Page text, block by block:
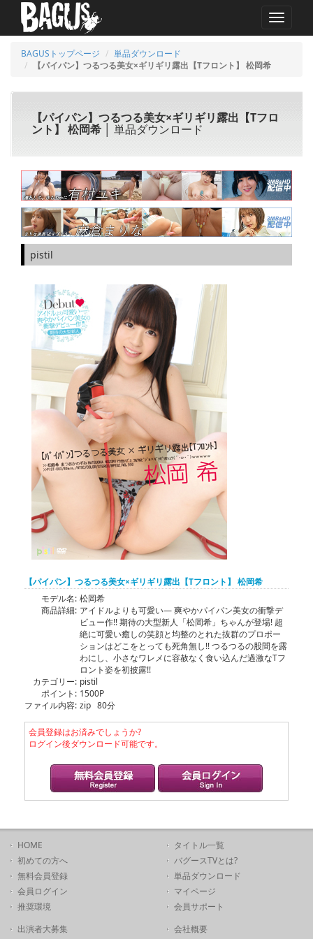
MENU
BAGUSトップページ
単品ダウンロード
【パイパン】つるつる美女×ギリギリ露出【Tフロント】 松岡希
【パイパン】つるつる美女×ギリギリ露出【Tフロ
ント】 松岡希 │ 単品ダウンロード
pistil
【パイパン】つるつる美女×ギリギリ露出【Tフロント】 松岡希
モデル名: 松岡希
商品詳細: アイドルよりも可愛い― 爽やかパイパン美女の衝撃デ
ビュー作!! 期待の大型新人「松岡希」ちゃんが登場! 超
絶に可愛い癒しの笑顔と均整のとれた抜群のプロポー
ションはどこをとっても死角無し!! つるつるの股間を露
わにし、小さなワレメに容赦なく食い込んだ過激なTフ
ロント姿を初披露!!
カテゴリー: pistil
ポイント: 1500P
ファイル内容: zip 80分
会員登録はお済みでしょうか?
ログイン後ダウンロード可能です。
HOME
初めての方へ
無料会員登録
会員ログイン
推奨環境
タイトル一覧
バグースTVとは?
単品ダウンロード
マイページ
会員サポート
出演者大募集
会社概要